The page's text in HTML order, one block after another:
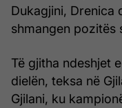
Dukagjini, Drenica
shmangen pozitës
Të gjitha ndeshjet
dielën, teksa në
Gjilani, ku